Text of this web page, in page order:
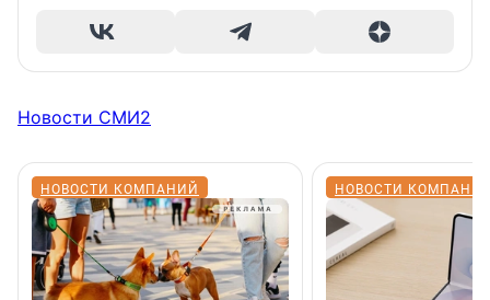
Новости СМИ2
НОВОСТИ КОМПАНИЙ НОВОСТИ